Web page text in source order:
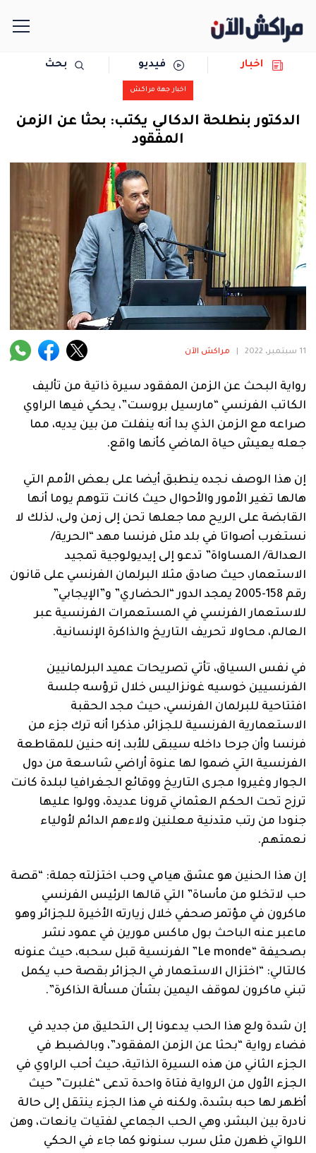
مجتمع
رياضة
حوادث
دولية
المرأة
منوعة
آراء
اخبار فيديو بحث
اخبار جهة مراكش
الدكتور بنطلحة الدكالي يكتب: بحثا عن الزمن
المفقود
11 سبتمبر، 2022 مراكش الآن
رواية البحث عن الزمن المفقود سيرة ذاتية من تأليف
الكاتب الفرنسي “مارسيل بروست”، يحكي فيها الراوي
صراعه مع الزمن الذي بدا أنه ينفلت من بين يديه، مما
جعله يعيش حياة الماضي كأنها واقع.
إن هذا الوصف نجده ينطبق أيضا على بعض الأمم التي
هالها تغير الأمور والأحوال حيث كانت تتوهم يوما أنها
القابضة على الريح مما جعلها تحن إلى زمن ولى، لذلك لا
نستغرب أصواتا في بلد مثل فرنسا مهد “الحرية/
العدالة/ المساواة” تدعو إلى إيديولوجية تمجيد
الاستعمار، حيث صادق مثلا البرلمان الفرنسي على قانون
رقم 158-2005 يمجد الدور “الحضاري” و”الإيجابي”
للاستعمار الفرنسي في المستعمرات الفرنسية عبر
العالم، محاولا تحريف التاريخ والذاكرة الإنسانية.
في نفس السياق، تأتي تصريحات عميد البرلمانيين
الفرنسيين خوسيه غونزاليس خلال ترؤسه جلسة
افتتاحية للبرلمان الفرنسي، حيث مجد الحقبة
الاستعمارية الفرنسية للجزائر، مذكرا أنه ترك جزء من
فرنسا وأن جرحا داخله سيبقى للأبد، إنه حنين للمقاطعة
الفرنسية التي ضموا لها عنوة أراضي شاسعة من دول
الجوار وغيروا مجرى التاريخ ووقائع الجغرافيا لبلدة كانت
ترزح تحت الحكم العثماني قرونا عديدة، وولوا عليها
جنودا من رتب متدنية معلنين ولاءهم الدائم لأولياء
نعمتهم.
إن هذا الحنين هو عشق هيامي وحب اختزلته جملة: “قصة
حب لاتخلو من مأساة” التي قالها الرئيس الفرنسي
ماكرون في مؤتمر صحفي خلال زيارته الأخيرة للجزائر وهو
ماعبر عنه الباحث بول ماكس مورين في عمود نشر
بصحيفة “Le monde” الفرنسية قبل سحبه، حيث عنونه
كالتالي: “اختزال الاستعمار في الجزائر بقصة حب يكمل
تبني ماكرون لموقف اليمين بشأن مسألة الذاكرة”.
إن شدة ولع هذا الحب يدعونا إلى التحليق من جديد في
فضاء رواية “بحثا عن الزمن المفقود”، وبالضبط في
الجزء الثاني من هذه السيرة الذاتية، حيث أحب الراوي في
الجزء الأول من الرواية فتاة واحدة تدعى “غلبرت” حيث
أظهر لها حبه بشدة، ولكنه في هذا الجزء ينتقل إلى حالة
نادرة بين البشر، وهي الحب الجماعي لفتيات يانعات، وهن
اللواتي ظهرن مثل سرب سنونو كما جاء في الحكي